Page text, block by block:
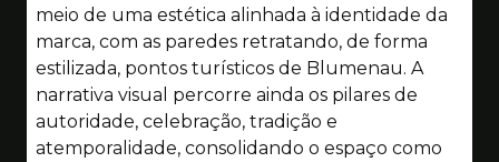
meio de uma estética alinhada à identidade da
marca, com as paredes retratando, de forma
estilizada, pontos turísticos de Blumenau. A
narrativa visual percorre ainda os pilares de
autoridade, celebração, tradição e
atemporalidade, consolidando o espaço como